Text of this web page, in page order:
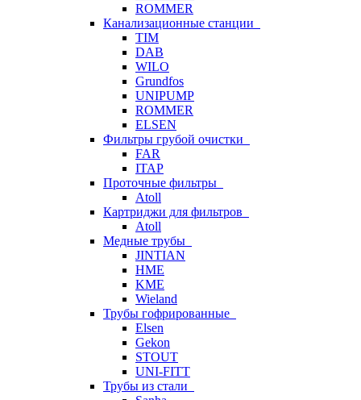
ROMMER
Канализационные станции
TIM
DAB
WILO
Grundfos
UNIPUMP
ROMMER
ELSEN
Фильтры грубой очистки
FAR
ITAP
Проточные фильтры
Atoll
Картриджи для фильтров
Atoll
Медные трубы
JINTIAN
HME
KME
Wieland
Трубы гофрированные
Elsen
Gekon
STOUT
UNI-FITT
Трубы из стали